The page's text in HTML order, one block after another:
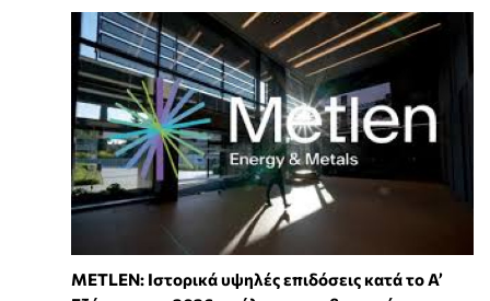
METLEN: Ιστορικά υψηλές επιδόσεις κατά το Α’